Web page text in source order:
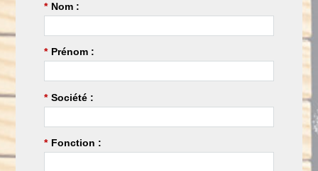
* Nom :
* Prénom :
* Société :
* Fonction :